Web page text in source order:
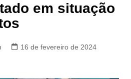
em situação
16 de fevereiro de 2024